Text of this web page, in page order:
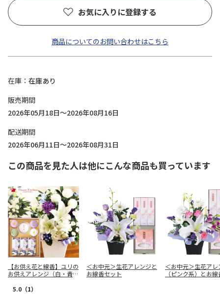
お気に入りに登録する
商品についてのお問い合わせはこちら
在庫
在庫あり
販売期間
2026年05月18日～2026年08月16日
配送期間
2026年06月11日～2026年08月31日
この商品を見た人は他にこんな商品も買っています
【お供え花と線香】ユリの
お供えアレンジ（白・青紫
華の雅ギフトセット」
5.0 （1）
＜お中元＞生花アレンジと
お線香セット
＜お中元＞生花アレ
（ピンク系）とお